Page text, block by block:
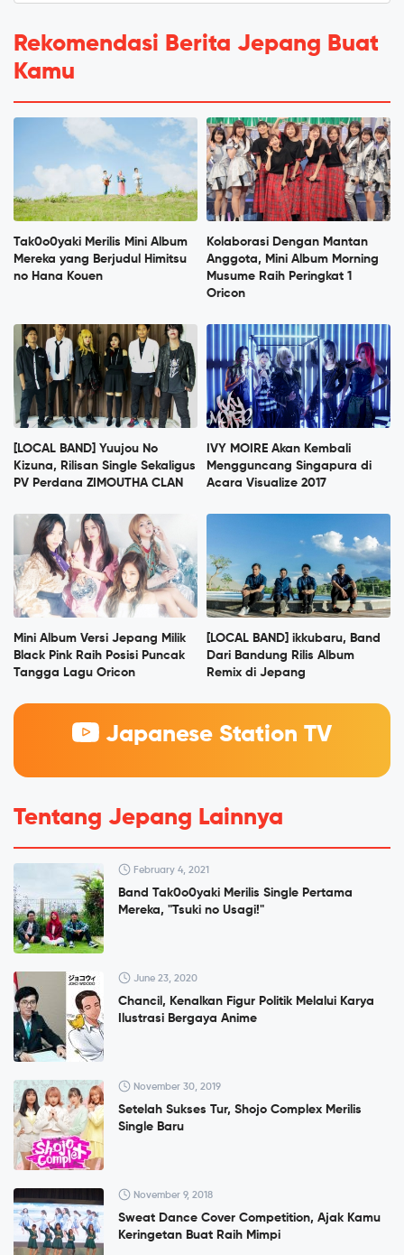
Rekomendasi Berita Jepang Buat
Kamu
Tak0o0yaki Merilis Mini Album
Mereka yang Berjudul Himitsu
no Hana Kouen
Kolaborasi Dengan Mantan
Anggota, Mini Album Morning
Musume Raih Peringkat 1
Oricon
[LOCAL BAND] Yuujou No
Kizuna, Rilisan Single Sekaligus
PV Perdana ZIMOUTHA CLAN
IVY MOIRE Akan Kembali
Mengguncang Singapura di
Acara Visualize 2017
Mini Album Versi Jepang Milik
Black Pink Raih Posisi Puncak
Tangga Lagu Oricon
[LOCAL BAND] ikkubaru, Band
Dari Bandung Rilis Album
Remix di Jepang
Japanese Station TV
Tentang Jepang Lainnya
February 4, 2021
Band Tak0o0yaki Merilis Single Pertama
Mereka, "Tsuki no Usagi!"
June 23, 2020
Chancil, Kenalkan Figur Politik Melalui Karya
Ilustrasi Bergaya Anime
November 30, 2019
Setelah Sukses Tur, Shojo Complex Merilis
Single Baru
November 9, 2018
Sweat Dance Cover Competition, Ajak Kamu
Keringetan Buat Raih Mimpi